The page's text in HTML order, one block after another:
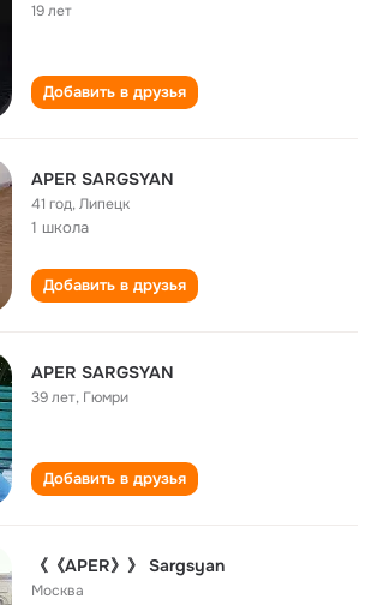
19 лет
Добавить в друзья
APER SARGSYAN
41 год,Липецк
1 школа
Добавить в друзья
APER SARGSYAN
39 лет, Гюмри
Добавить в друзья
《《APER》》 Sargsyan
Москва